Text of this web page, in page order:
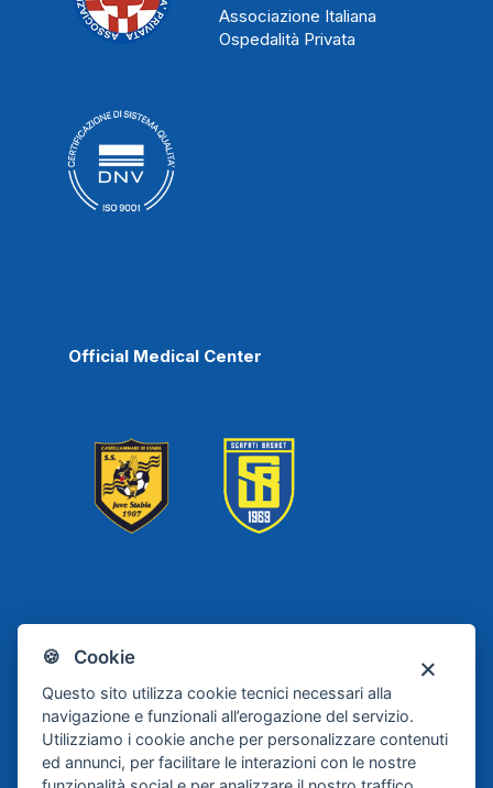
🍪 Cookie
Questo sito utilizza cookie tecnici necessari alla
navigazione e funzionali all’erogazione del servizio.
Utilizziamo i cookie anche per personalizzare contenuti
ed annunci, per facilitare le interazioni con le nostre
Associazione Italiana
Ospedalità Privata
Official Medical Center
Juve Stabia